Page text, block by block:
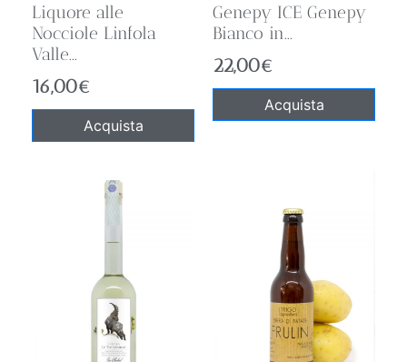
Liquore alle
Nocciole Linfola
Valle...
16,00€
Acquista
Genepy ICE Genepy
Bianco in...
22,00€
Acquista